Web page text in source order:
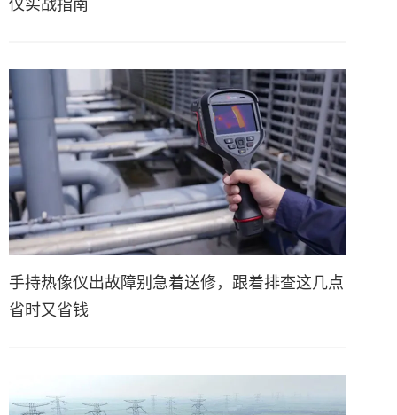
仪实战指南
手持热像仪出故障别急着送修，跟着排查这几点
省时又省钱